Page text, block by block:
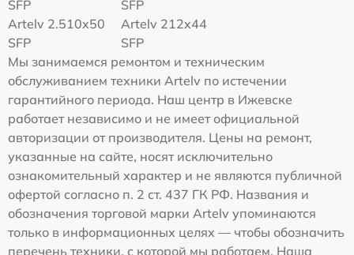
SFP
SFP
Artelv 2.510x50
SFP
Artelv 212x44
SFP
Мы занимаемся ремонтом и техническим
обслуживанием техники Artelv по истечении
гарантийного периода. Наш центр в Ижевске
работает независимо и не имеет официальной
авторизации от производителя. Цены на ремонт,
указанные на сайте, носят исключительно
ознакомительный характер и не являются публичной
офертой согласно п. 2 ст. 437 ГК РФ. Названия и
обозначения торговой марки Artelv упоминаются
только в информационных целях — чтобы обозначить
перечень техники, с которой мы работаем. Наша